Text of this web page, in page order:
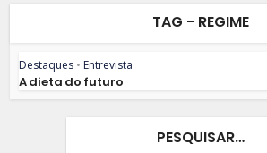
TAG - REGIME
Destaques • Entrevista
A dieta do futuro
PESQUISAR…